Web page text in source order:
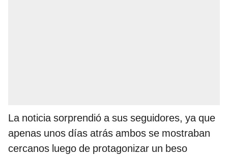
La noticia sorprendió a sus seguidores, ya que
apenas unos días atrás ambos se mostraban
cercanos luego de protagonizar un beso